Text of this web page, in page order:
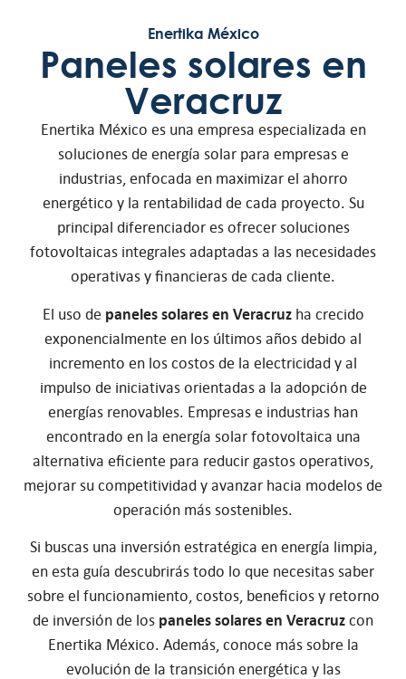
Enertika México
Paneles solares en
Veracruz
Enertika México es una empresa especializada en
soluciones de energía solar para empresas e
industrias, enfocada en maximizar el ahorro
energético y la rentabilidad de cada proyecto. Su
principal diferenciador es ofrecer soluciones
fotovoltaicas integrales adaptadas a las necesidades
operativas y financieras de cada cliente.
El uso de paneles solares en Veracruzha crecido
exponencialmente en los últimos años debido al
incremento en los costos de la electricidad y al
impulso de iniciativas orientadas a la adopción de
energías renovables. Empresas e industrias han
encontrado en la energía solar fotovoltaica una
alternativa eficiente para reducir gastos operativos,
mejorar su competitividad y avanzar hacia modelos de
operación más sostenibles.
Si buscas una inversión estratégica en energía limpia,
en esta guía descubrirás todo lo que necesitas saber
sobre el funcionamiento, costos, beneficios y retorno
de inversión de los paneles solares en Veracruzcon
Enertika México. Además, conoce más sobre la
evolución de la transición energética y las